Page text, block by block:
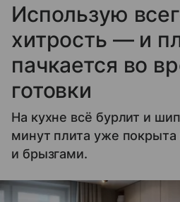
Использую
хитрость — и
пачкается во
готовки
На кухне всё бурлит и
минут плита уже
и брызгами.